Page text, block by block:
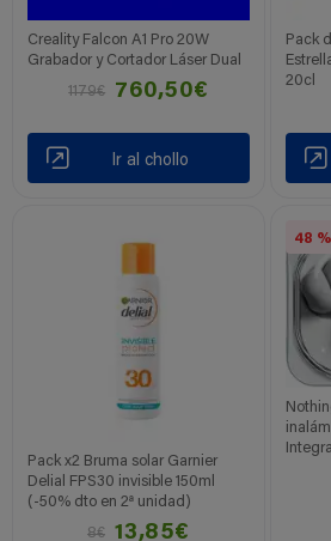
Creality Falcon A1 Pro 20W
Grabador y Cortador Láser Dual
1179€
760,50€
Ir al chollo
Pack
20cl
Pack x2 Bruma solar Garnier
Delial FPS30 invisible 150ml
(-50% dto en 2ª unidad)
8€
13,85€
48 %